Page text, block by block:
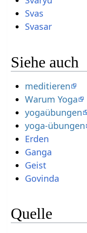
Svas
Svasar
Siehe auch
meditieren
Warum Yoga
yogaübungen
yoga-übungen
Erden
Ganga
Geist
Govinda
Quelle